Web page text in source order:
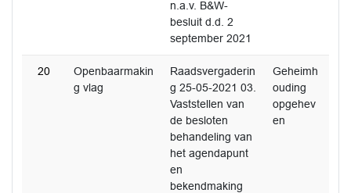
n.a.v. B&W-
besluit d.d. 2
september 2021
20
Openbaarmakin
g vlag
Raadsvergaderin
g 25-05-2021 03.
Vaststellen van
de besloten
behandeling van
het agendapunt
en
bekendmaking
Geheimh
ouding
opgehev
en